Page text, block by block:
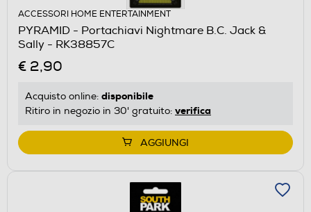
ACCESSORI HOME ENTERTAINMENT
PYRAMID - Portachiavi Nightmare B.C. Jack &
Sally - RK38857C
€ 2,90
Acquisto online: disponibile
Ritiro in negozio in 30' gratuito: verifica
AGGIUNGI